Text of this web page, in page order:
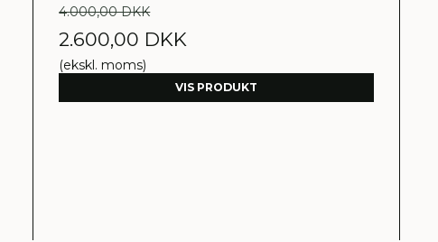
4.000,00 DKK
2.600,00 DKK
(ekskl. moms)
VIS PRODUKT